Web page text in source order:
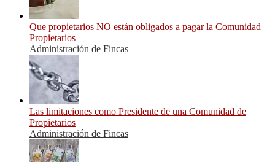
Que propietarios NO están obligados a pagar la Comunidad
Propietarios
Administración de Fincas
Las limitaciones como Presidente de una Comunidad de
Propietarios
Administración de Fincas